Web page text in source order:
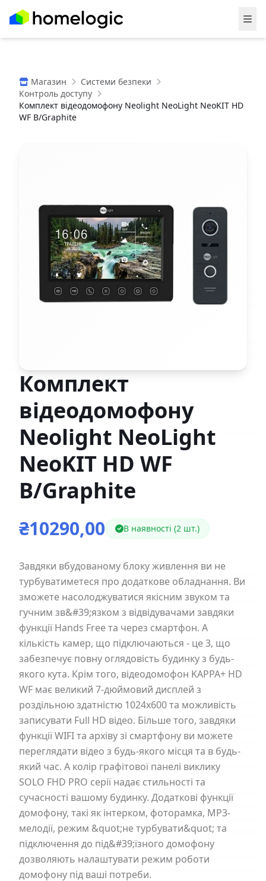
Магазин
Системи безпеки
Контроль доступу
Комплект відеодомофону Neolight NeoLight NeoKIT HD
WF B/Graphite
Комплект
відеодомофону
Neolight NeoLight
NeoKIT HD WF
B/Graphite
₴10290,00 В наявності (2 шт.)
Завдяки вбудованому блоку живлення ви не
турбуватиметеся про додаткове обладнання. Ви
зможете насолоджуватися якісним звуком та
гучним зв&#39;язком з відвідувачами завдяки
функції Hands Free та через смартфон. А
кількість камер, що підключаються - це 3, що
забезпечує повну оглядовість будинку з будь-
якого кута. Крім того, відеодомофон KAPPA+ HD
WF має великий 7-дюймовий дисплей з
роздільною здатністю 1024х600 та можливість
записувати Full HD відео. Більше того, завдяки
функції WIFI та архіву зі смартфону ви можете
переглядати відео з будь-якого місця та в будь-
який час. А колір графітової панелі виклику
SOLO FHD PRO серії надає стильності та
сучасності вашому будинку. Додаткові функції
домофону, такі як інтерком, фоторамка, MP3-
мелодії, режим &quot;не турбувати&quot; та
підключення до під&#39;їзного домофону
дозволяють налаштувати режим роботи
домофону під ваші потреби.